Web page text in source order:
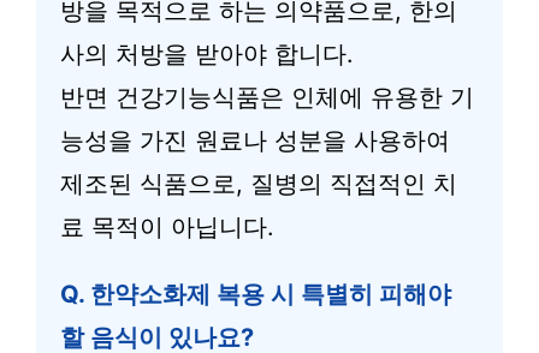
방을 목적으로 하는 의약품으로, 한의
사의 처방을 받아야 합니다.
반면 건강기능식품은 인체에 유용한 기
능성을 가진 원료나 성분을 사용하여
제조된 식품으로, 질병의 직접적인 치
료 목적이 아닙니다.
Q. 한약소화제 복용 시 특별히 피해야
할 음식이 있나요?